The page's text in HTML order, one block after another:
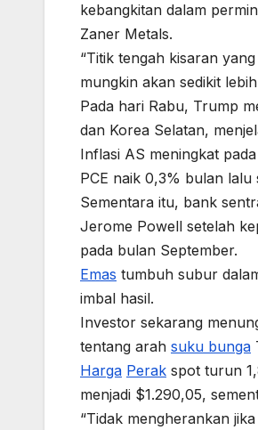
kebangkitan dalam
Zaner Metals.
“Titik tengah kisaran
mungkin akan sedikit
Pada hari Rabu, Trump
dan Korea Selatan,
Inflasi AS meningkat
PCE naik 0,3% bulan
Sementara itu, bank
Jerome Powell setelah
pada bulan September.
Emas tumbuh subur
imbal hasil.
Investor sekarang
tentang arah suku bunga
Harga Perak spot turun
menjadi $1.290,05,
“Tidak mengherankan